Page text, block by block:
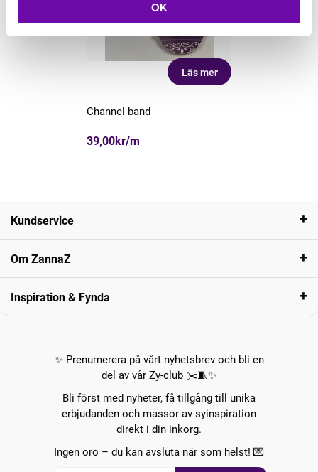
OK
Läs mer
Channel band
39,00kr/m
Kundservice
Om ZannaZ
Inspiration & Fynda
✨ Prenumerera på vårt nyhetsbrev och bli en
del av vår Zy-club ✂️🧵✨
Bli först med nyheter, få tillgång till unika
erbjudanden och massor av syinspiration
direkt i din inkorg.
Ingen oro – du kan avsluta när som helst! 💌